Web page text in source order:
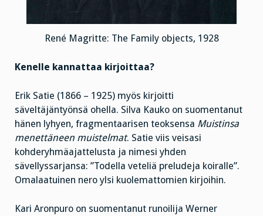
René Magritte: The Family objects, 1928
Kenelle kannattaa kirjoittaa?
Erik Satie (1866 – 1925) myös kirjoitti
säveltäjäntyönsä ohella. Silva Kauko on suomentanut
hänen lyhyen, fragmentaarisen teoksensa Muistinsa
menettäneen muistelmat. Satie viis veisasi
kohderyhmäajattelusta ja nimesi yhden
sävellyssarjansa: ”Todella veteliä preludeja koiralle”.
Omalaatuinen nero ylsi kuolemattomien kirjoihin.
Kari Aronpuro on suomentanut runoilija Werner